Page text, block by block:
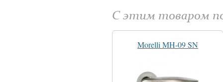
С этим товаром
Morelli MH-09 SN